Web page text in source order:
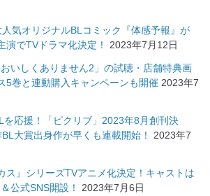
気オリジナルBLコミック『体感予報』が
演でTVドラマ化決定！
2023年7月12日
いしくありません2」の試聴・店舗特典画
5巻と連動購入キャンペーンも開催 2023年7
を応援！「ピクリブ」2023年8月創刊決
大賞出身作が早くも連載開始！
2023年7
ス』シリーズTVアニメ化決定！キャストは
公式SNS開設！
2023年7月6日